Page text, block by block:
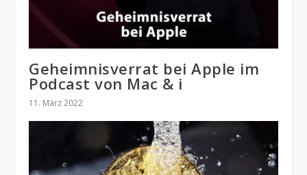
Geheimnisverrat bei Apple im
Podcast von Mac & i
11. März 2022